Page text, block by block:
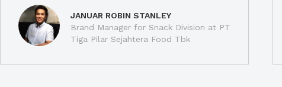
JANUAR ROBIN STANLEY
Brand Manager for Snack Division at PT
Tiga Pilar Sejahtera Food Tbk